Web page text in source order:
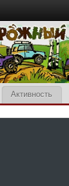
Активность